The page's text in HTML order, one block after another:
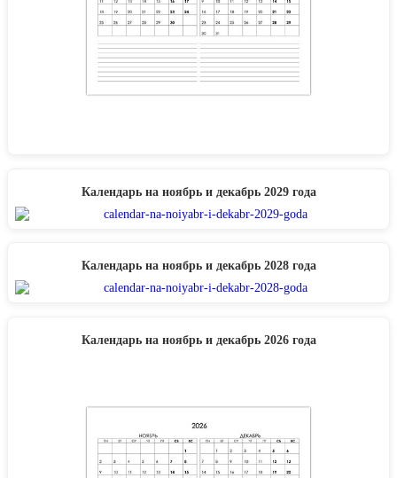
Календарь на ноябрь и декабрь 2029 года
Календарь на ноябрь и декабрь 2028 года
Календарь на ноябрь и декабрь 2026 года